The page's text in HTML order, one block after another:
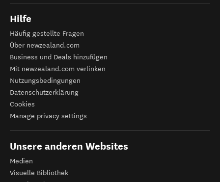
Hilfe
Häufig gestellte Fragen
Über newzealand.com
Business und Deals hinzufügen
Mit newzealand.com verlinken
Nutzungsbedingungen
Datenschutzerklärung
Cookies
Manage privacy settings
Unsere anderen Websites
Medien
Visuelle Bibliothek